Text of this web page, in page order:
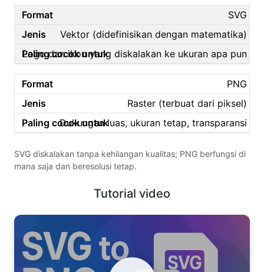
SVG
Vektor (didefinisikan dengan matematika)
Logo dan ikon yang diskalakan ke ukuran apa pun
PNG
Raster (terbuat dari piksel)
Dukungan luas, ukuran tetap, transparansi
SVG diskalakan tanpa kehilangan kualitas; PNG berfungsi di
mana saja dan beresolusi tetap.
Tutorial video